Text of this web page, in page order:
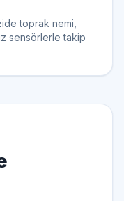
toprak nemi,
sensörlerle takip